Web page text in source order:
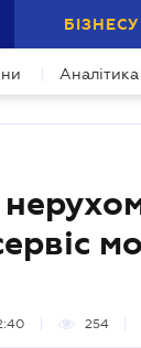
БІЗНЕСУ
Аналітика
254